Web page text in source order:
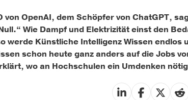
von OpenAI, dem Schöpfer von ChatGPT,
Wie Dampf und Elektrizität einst den
werde Künstliche Intelligenz Wissen
schon heute ganz anders auf die Jobs
wo an Hochschulen ein Umdenken